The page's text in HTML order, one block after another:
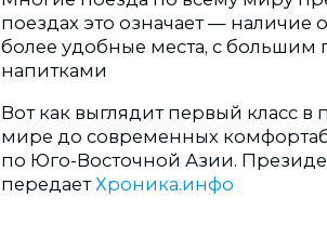
поездах это означает — наличие
более удобные места, с большим
напитками
Вот как выглядит первый класс
мире до современных
по Юго-Восточной Азии.
передаетХроника.инфо